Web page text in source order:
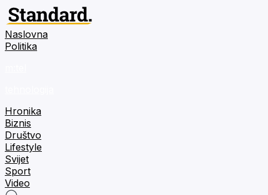
Naslovna
Politika
Hronika
Biznis
Društvo
Lifestyle
Svijet
Sport
Video